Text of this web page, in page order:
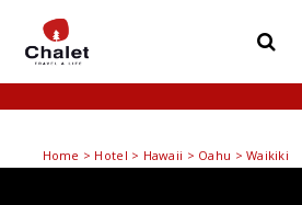
Home > Hotel > Hawaii > Oahu > Waikiki